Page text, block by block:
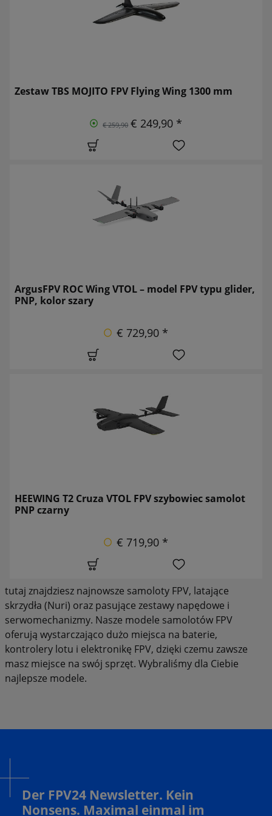
Zestaw TBS MOJITO FPV Flying Wing 1300 mm
€ 259,90 € 249,90 *
ArgusFPV ROC Wing VTOL – model FPV typu glider,
PNP, kolor szary
€ 729,90 *
HEEWING T2 Cruza VTOL FPV szybowiec samolot
PNP czarny
€ 719,90 *
tutaj znajdziesz najnowsze samoloty FPV, latające
skrzydła (Nuri) oraz pasujące zestawy napędowe i
serwomechanizmy. Nasze modele samolotów FPV
oferują wystarczająco dużo miejsca na baterie,
kontrolery lotu i elektronikę FPV, dzięki czemu zawsze
masz miejsce na swój sprzęt. Wybraliśmy dla Ciebie
najlepsze modele.
Der FPV24 Newsletter. Kein
Nonsens. Maximal einmal im